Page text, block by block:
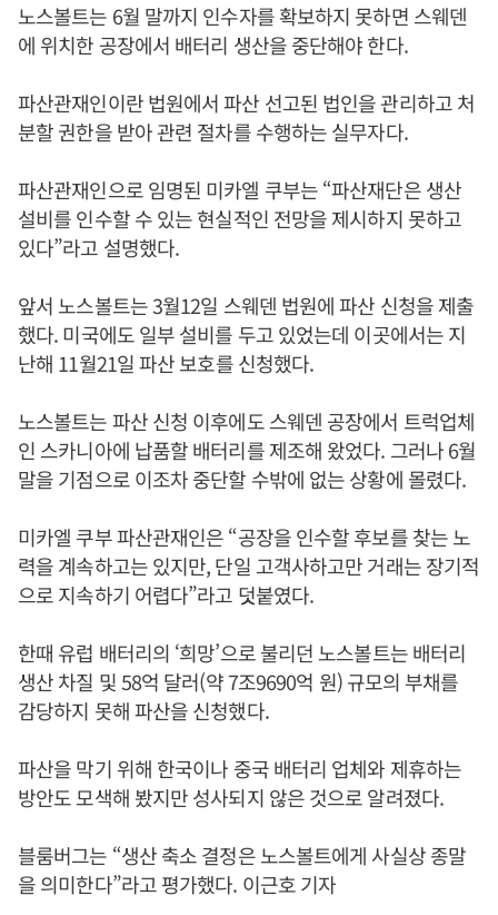
노스볼트는 6월 말까지 인수자를 확보하지 못하면 스웨덴
에 위치한 공장에서 배터리 생산을 중단해야 한다.
파산관재인이란 법원에서 파산 선고된 법인을 관리하고 처
분할 권한을 받아 관련 절차를 수행하는 실무자다.
파산관재인으로 임명된 미카엘 쿠부는 “파산재단은 생산
설비를 인수할 수 있는 현실적인 전망을 제시하지 못하고
있다”라고 설명했다.
앞서 노스볼트는 3월12일 스웨덴 법원에 파산 신청을 제출
했다. 미국에도 일부 설비를 두고 있었는데 이곳에서는 지
난해 11월21일 파산 보호를 신청했다.
노스볼트는 파산 신청 이후에도 스웨덴 공장에서 트럭업체
인 스카니아에 납품할 배터리를 제조해 왔었다. 그러나 6월
말을 기점으로 이조차 중단할 수밖에 없는 상황에 몰렸다.
미카엘 쿠부 파산관재인은 “공장을 인수할 후보를 찾는 노
력을 계속하고는 있지만, 단일 고객사하고만 거래는 장기적
으로 지속하기 어렵다”라고 덧붙였다.
한때 유럽 배터리의 ‘희망’으로 불리던 노스볼트는 배터리
생산 차질 및 58억 달러(약 7조9690억 원) 규모의 부채를
감당하지 못해 파산을 신청했다.
파산을 막기 위해 한국이나 중국 배터리 업체와 제휴하는
방안도 모색해 봤지만 성사되지 않은 것으로 알려졌다.
블룸버그는 “생산 축소 결정은 노스볼트에게 사실상 종말
을 의미한다”라고 평가했다. 이근호 기자